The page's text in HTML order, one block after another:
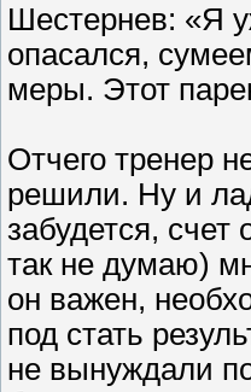
Шестернев: «Я
опасался,
меры. Этот
Отчего тренер
решили. Ну и
забудется, счет
так не думаю)
он важен,
под стать
не вынуждали